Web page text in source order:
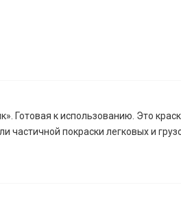
Готовая к использованию. Это
частичной покраски легковых и